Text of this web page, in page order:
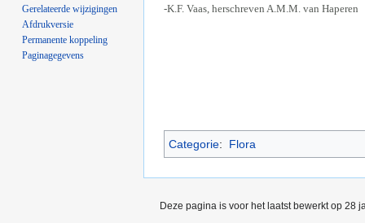
-K.F. Vaas, herschreven A.M.M. van Haperen
Categorie: Flora
Gerelateerde wijzigingen
Afdrukversie
Permanente koppeling
Paginagegevens
Deze pagina is voor het laatst bewerkt op 28